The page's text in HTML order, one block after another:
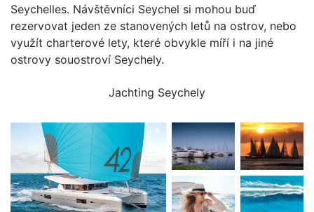
Seychelles. Návštěvníci Seychel si mohou buď
rezervovat jeden ze stanovených letů na ostrov, nebo
využít charterové lety, které obvykle míří i na jiné
ostrovy souostroví Seychely.
Jachting Seychely